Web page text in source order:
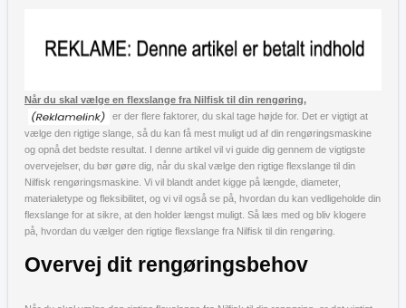
Når du skal vælge en flexslange fra Nilfisk til din rengøring,
er der flere faktorer, du skal tage højde for. Det er vigtigt at
vælge den rigtige slange, så du kan få mest muligt ud af din rengøringsmaskine
og opnå det bedste resultat. I denne artikel vil vi guide dig gennem de vigtigste
overvejelser, du bør gøre dig, når du skal vælge den rigtige flexslange til din
Nilfisk rengøringsmaskine. Vi vil blandt andet kigge på længde, diameter,
materialetype og fleksibilitet, og vi vil også se på, hvordan du kan vedligeholde din
flexslange for at sikre, at den holder længst muligt. Så læs med og bliv klogere
på, hvordan du vælger den rigtige flexslange fra Nilfisk til din rengøring.
Overvej dit rengøringsbehov